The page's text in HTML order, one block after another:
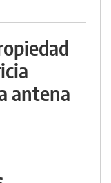
antena